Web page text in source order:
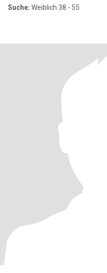
Suche: Weiblich 38 - 55